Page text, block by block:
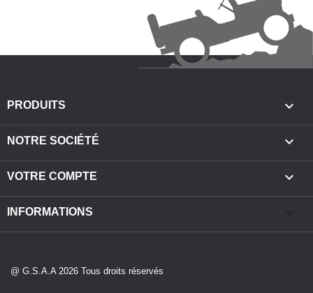
PRODUITS 
NOTRE SOCIÉTÉ 
VOTRE COMPTE 
INFORMATIONS
@ G.S.A.A 2026 Tous droits réservés